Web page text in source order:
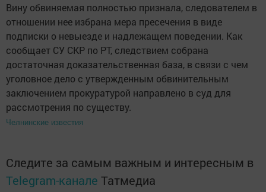
Вину обвиняемая полностью признала, следователем в
отношении нее избрана мера пресечения в виде
подписки о невыезде и надлежащем поведении. Как
сообщает СУ СКР по РТ, следствием собрана
достаточная доказательственная база, в связи с чем
уголовное дело с утвержденным обвинительным
заключением прокуратурой направлено в суд для
рассмотрения по существу.
Челнинские известия
Следите за самым важным и интересным в
Telegram-канале Татмедиа